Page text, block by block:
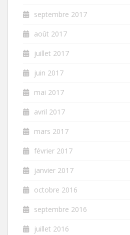
septembre 2017
août 2017
juillet 2017
juin 2017
mai 2017
avril 2017
mars 2017
février 2017
janvier 2017
octobre 2016
septembre 2016
juillet 2016